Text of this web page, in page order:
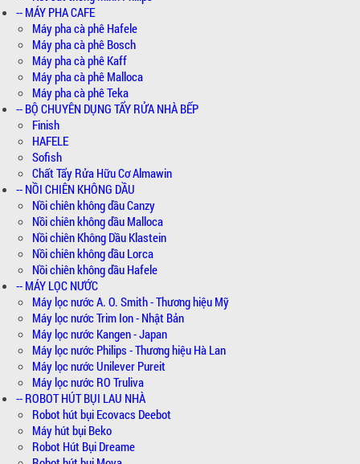
-- MÁY PHA CAFE
Máy pha cà phê Hafele
Máy pha cà phê Bosch
Máy pha cà phê Kaff
Máy pha cà phê Malloca
Máy pha cà phê Teka
-- BỘ CHUYÊN DỤNG TẨY RỬA NHÀ BẾP
Finish
HAFELE
Sofish
Chất Tẩy Rửa Hữu Cơ Almawin
-- NỒI CHIÊN KHÔNG DẦU
Nồi chiên không dầu Canzy
Nồi chiên không dầu Malloca
Nồi chiên Không Dầu Klastein
Nồi chiên không dầu Lorca
Nồi chiên không dầu Hafele
-- MÁY LỌC NƯỚC
Máy lọc nước A. O. Smith - Thương hiệu Mỹ
Máy lọc nước Trim Ion - Nhật Bản
Máy lọc nước Kangen - Japan
Máy lọc nước Philips - Thương hiệu Hà Lan
Máy lọc nước Unilever Pureit
Máy lọc nước RO Truliva
-- ROBOT HÚT BỤI LAU NHÀ
Robot hút bụi Ecovacs Deebot
Máy hút bụi Beko
Robot Hút Bụi Dreame